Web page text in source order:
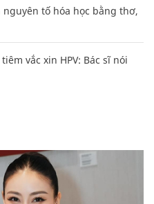
tố hóa học bằng thơ,
vắc xin HPV: Bác sĩ nói